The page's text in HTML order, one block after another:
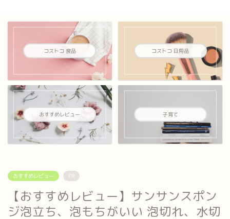
コストコ 食品 コストコ 日用品
おすすめレビュー 子育て
おすすめレビュー PR
【おすすめレビュー】サンサンスポン
ジ泡立ち、泡もちがいい 泡切れ、水切